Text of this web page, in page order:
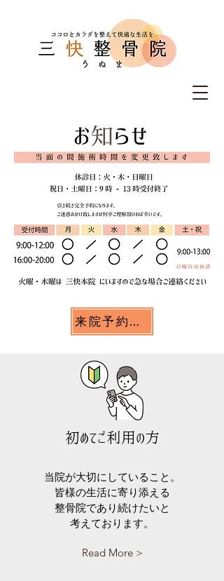
来院予約をする
​初めてご利用の方
当院が大切にしていること。
皆様の生活に寄り添える
整骨院であり続けたいと
​考えております。
Read More >